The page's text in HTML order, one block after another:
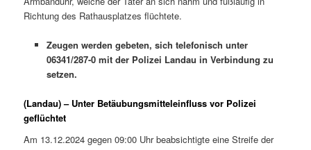
Richtung des Rathausplatzes flüchtete.
Zeugen werden gebeten, sich telefonisch unter
06341/287-0 mit der Polizei Landau in Verbindung zu
setzen.
(Landau) – Unter Betäubungsmitteleinfluss vor Polizei
geflüchtet
Am 13.12.2024 gegen 09:00 Uhr beabsichtigte eine Streife der